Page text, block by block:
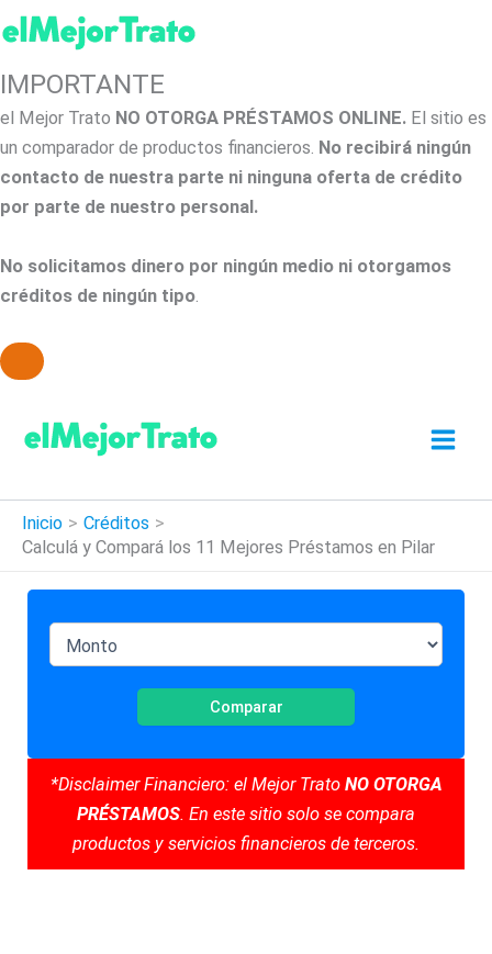
IMPORTANTE
el Mejor Trato NO OTORGA PRÉSTAMOS ONLINE. El sitio es
un comparador de productos financieros. No recibirá ningún
contacto de nuestra parte ni ninguna oferta de crédito
por parte de nuestro personal.
No solicitamos dinero por ningún medio ni otorgamos
créditos de ningún tipo.
contenido
Inicio
Créditos
Calculá y Compará los 11 Mejores Préstamos en Pilar
Comparar
*Disclaimer Financiero: el Mejor Trato NO OTORGA
PRÉSTAMOS. En este sitio solo se compara
productos y servicios financieros de terceros.